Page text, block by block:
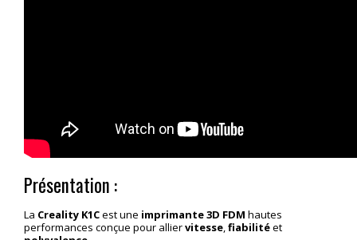
Présentation :
La Creality K1Cest une imprimante 3D FDM hautes
performances conçue pour alliervitesse,fiabilitéet